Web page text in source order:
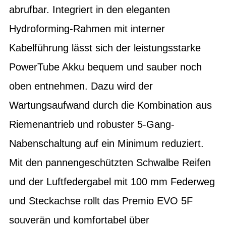
abrufbar. Integriert in den eleganten
Hydroforming-Rahmen mit interner
Kabelführung lässt sich der leistungsstarke
PowerTube Akku bequem und sauber noch
oben entnehmen. Dazu wird der
Wartungsaufwand durch die Kombination aus
Riemenantrieb und robuster 5-Gang-
Nabenschaltung auf ein Minimum reduziert.
Mit den pannengeschützten Schwalbe Reifen
und der Luftfedergabel mit 100 mm Federweg
und Steckachse rollt das Premio EVO 5F
souverän und komfortabel über